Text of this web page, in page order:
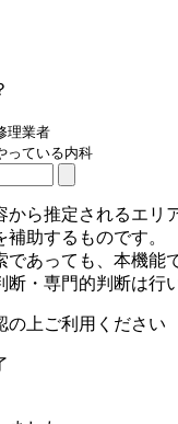
理業者
っている内科
ら推定されるエリ
助するものです。
であっても、本機能
・専門的判断は行
の上ご利用ください